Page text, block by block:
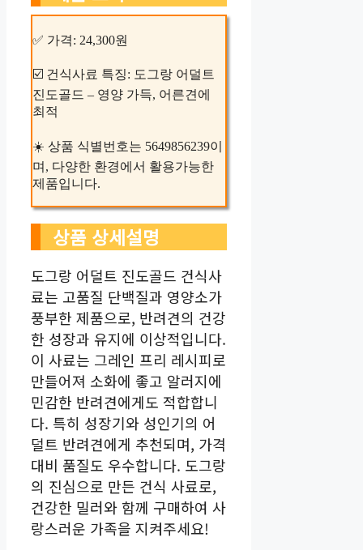
✅ 가격: 24,300원
☑️ 건식사료 특징: 도그랑 어덜트
진도골드 – 영양 가득, 어른견에
최적
☀️ 상품 식별번호는 5649856239이
며, 다양한 환경에서 활용가능한
제품입니다.
상품 상세설명
도그랑 어덜트 진도골드 건식사
료는 고품질 단백질과 영양소가
풍부한 제품으로, 반려견의 건강
한 성장과 유지에 이상적입니다.
이 사료는 그레인 프리 레시피로
만들어져 소화에 좋고 알러지에
민감한 반려견에게도 적합합니
다. 특히 성장기와 성인기의 어
덜트 반려견에게 추천되며, 가격
대비 품질도 우수합니다. 도그랑
의 진심으로 만든 건식 사료로,
건강한 밀러와 함께 구매하여 사
랑스러운 가족을 지켜주세요!